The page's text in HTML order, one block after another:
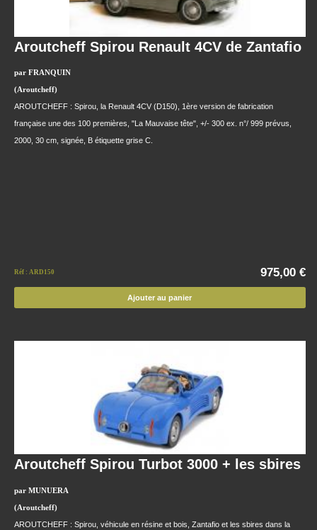
Aroutcheff Spirou Renault 4CV de Zantafio
par FRANQUIN
(Aroutcheff)
AROUTCHEFF : Spirou, la Renault 4CV (D150), 1ère version de fabrication
française une des 100 premières, "La Mauvaise tête", +/- 300 ex. n°/ 999 prévus,
2000, 30 cm, signée, B étiquette grise C.
Réf : ARD150 975,00 €
Ajouter au panier
Aroutcheff Spirou Turbot 3000 + les sbires
par MUNUERA
(Aroutcheff)
AROUTCHEFF : Spirou, véhicule en résine et bois, Zantafio et les sbires dans la